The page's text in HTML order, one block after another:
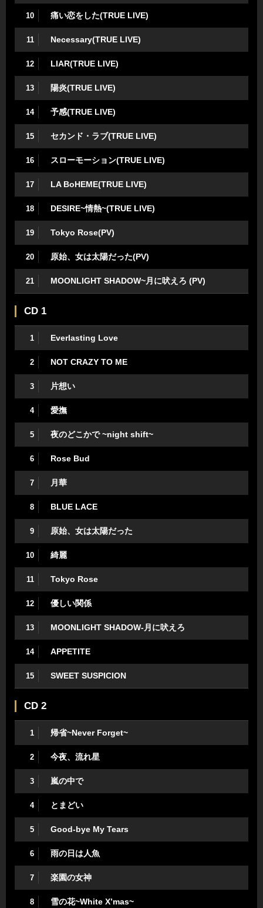
10 痛い恋をした(TRUE LIVE)
11 Necessary(TRUE LIVE)
12 LIAR(TRUE LIVE)
13 陽炎(TRUE LIVE)
14 予感(TRUE LIVE)
15 セカンド・ラブ(TRUE LIVE)
16 スローモーション(TRUE LIVE)
17 LA BoHEME(TRUE LIVE)
18 DESIRE~情熱~(TRUE LIVE)
19 Tokyo Rose(PV)
20 原始、女は太陽だった(PV)
21 MOONLIGHT SHADOW~月に吠えろ (PV)
CD 1
1 Everlasting Love
2 NOT CRAZY TO ME
3 片想い
4 愛撫
5 夜のどこかで ~night shift~
6 Rose Bud
7 月華
8 BLUE LACE
9 原始、女は太陽だった
10 綺麗
11 Tokyo Rose
12 優しい関係
13 MOONLIGHT SHADOW-月に吠えろ
14 APPETITE
15 SWEET SUSPICION
CD 2
1 帰省~Never Forget~
2 今夜、流れ星
3 嵐の中で
4 とまどい
5 Good-bye My Tears
6 雨の日は人魚
7 楽園の女神
8 雪の花~White X’mas~